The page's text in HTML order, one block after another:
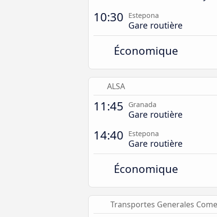
10:30 Estepona
Gare routière
Économique
ALSA
11:45 Granada
Gare routière
14:40 Estepona
Gare routière
Économique
Transportes Generales